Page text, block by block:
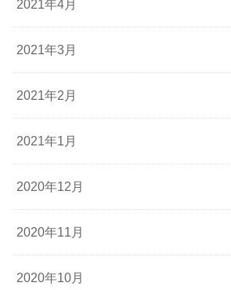
2021年4月
2021年3月
2021年2月
2021年1月
2020年12月
2020年11月
2020年10月